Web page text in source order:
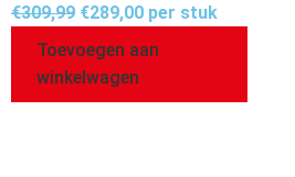
€309,99 €289,00 per stuk
Toevoegen aan
winkelwagen